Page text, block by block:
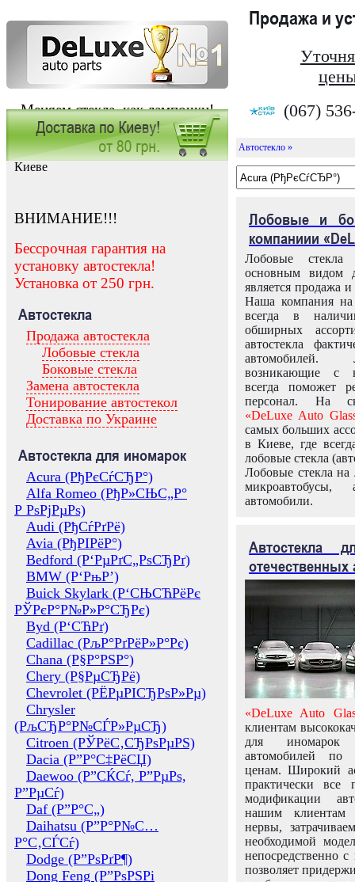
Меняем стекла, как лампочки!
Продажа и
(067)
Заказать установку автостекла в
Киеве
ВНИМАНИЕ!!!
Бессрочная гарантия на
установку автостекла!
Установка от 250 грн.
Автостекла
Продажа автостекла
Лобовые стекла
Боковые стекла
Замена автостекла
Тонирование автостекол
Доставка по Украине
Автостекла для иномарок
Acura (РђРєСѓСЂР°)
Alfa Romeo (РђР»СЊС„Р°
Р РѕРјРµРѕ)
Audi (РђСѓРґРё)
Avia (РђРІРёР°)
Bedford (Р‘РµРґС„РѕСЂРґ)
BMW (Р‘РњР’)
Buick Skylark (Р‘СЊСЋРёРє
РЎРєР°Р№Р»Р°СЂРє)
Byd (Р‘СЋРґ)
Cadillac (РљР°РґРёР»Р°Рє)
Chana (Р§Р°РЅР°)
Chery (Р§РµСЂРё)
Chevrolet (РЁРµРІСЂРѕР»Рµ)
Chrysler
(РљСЂР°Р№СЃР»РµСЂ)
Citroen (РЎРёС‚СЂРѕРµРЅ)
Dacia (Р”Р°С‡РёСЏ)
Daewoo (Р”СЌСѓ, Р”РµРѕ,
Р”РµСѓ)
Daf (Р”Р°С„)
Daihatsu (Р”Р°Р№С…
Р°С‚СЃСѓ)
Dodge (Р”РѕРґР¶)
Dong Feng (Р”РѕРЅРі
Автостекло »
Лобовые и
компаниии
Лобовые
основным видом
является продажа и
Наша компания на
всегда в
обширных
автостекла
возникающие с
всегда поможет
персонал. На
«DeLuxe Auto
самых больших
в Киеве, где
лобовые стекла
Лобовые стекла на
микроавтобусы,
автомобили.
Автостекла
отечественных
«DeLuxe Auto
клиентам
для иномарок
автомобилей
ценам. Широкий
практически все
модификации
нашим клиентам
нервы,
необходимой
непосредственно
позволяет